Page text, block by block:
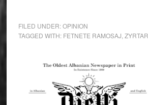
FILED UNDER:OPINION
TAGGED WITH: FETNETE RAMOSAJ